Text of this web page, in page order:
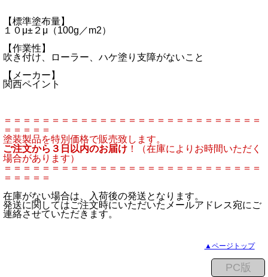
【標準塗布量】
１０μ±２μ（100g／m2）
【作業性】
吹き付け、ローラー、ハケ塗り支障がないこと
【メーカー】
関西ペイント
＝＝＝＝＝＝＝＝＝＝＝＝＝＝＝＝＝＝＝＝＝＝＝＝＝＝＝
＝＝＝＝＝
塗装製品を特別価格で販売致します。
ご注文から３日以内のお届け ！（在庫によりお時間いただく
場合があります）
＝＝＝＝＝＝＝＝＝＝＝＝＝＝＝＝＝＝＝＝＝＝＝＝＝＝＝
＝＝＝＝＝
在庫がない場合は、入荷後の発送となります。
発送に関してはご注文時にいただいたメールアドレス宛にご
連絡させていただきます。
▲ページトップ